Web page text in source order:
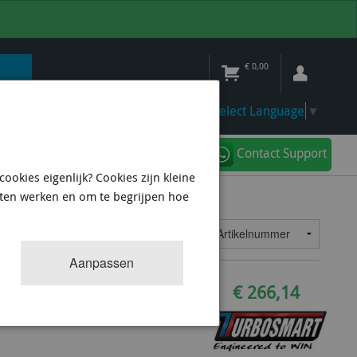
€ 0,00
Select Language ▼
Contact Support
KOMPACT BOVS
Juke,Pulsar SSS/Subaru WRX € 266,14
eigenlijk? Cookies zijn kleine
werken en om te begrijpen hoe
Aanpassen